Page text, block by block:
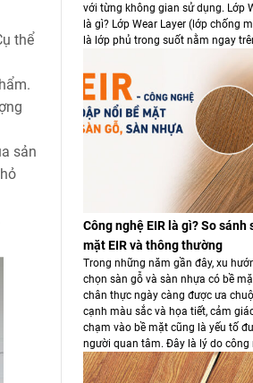
thể
sản
với từng không gian sử dụng. Lớp
là gì? Lớp Wear Layer (lớp chống
là lớp phủ trong suốt nằm ngay
Công nghệ EIR là gì? So sánh
mặt EIR và thông thường
Trong những năm gần đây, xu
chọn sàn gỗ và sàn nhựa có bề
chân thực ngày càng được ưa
cạnh màu sắc và họa tiết, cảm
chạm vào bề mặt cũng là yếu tố
người quan tâm. Đây là lý do công